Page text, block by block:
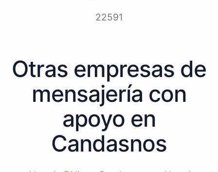
22591
Otras empresas de
mensajería con
apoyo en
Candasnos